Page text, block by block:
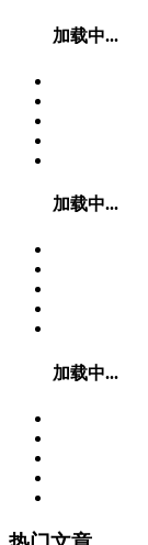
加载中...
加载中...
加载中...